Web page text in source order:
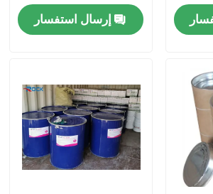
الدافئة
إرسال استفسار